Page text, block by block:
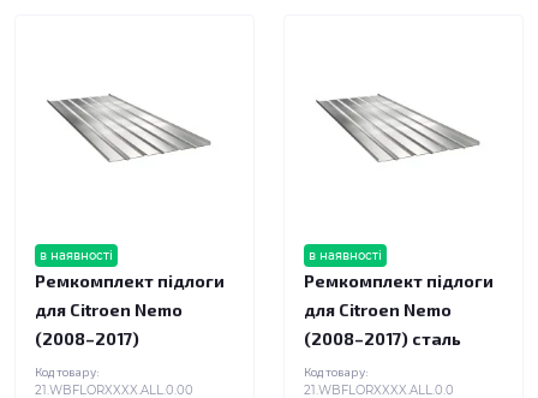
в наявності
Ремкомплект підлоги
для Citroen Nemo
(2008–2017)
Код товару:
21.WBFLORXXXX.ALL.0.00
в наявності
Ремкомплект підлоги
для Citroen Nemo
(2008–2017) сталь
Код товару:
21.WBFLORXXXX.ALL.0.0